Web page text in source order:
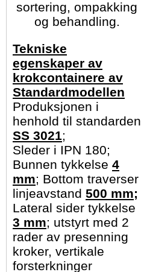
sortering, ompakking
og behandling.
Tekniske
egenskaper av
krokcontainere av
Standardmodellen
Produksjonen i
henhold til standarden
SS 3021;
Sleder i IPN 180;
Bunnen tykkelse 4
mm; Bottom traverser
linjeavstand 500 mm;
Lateral sider tykkelse
3 mm; utstyrt med 2
rader av presenning
kroker, vertikale
forsterkninger